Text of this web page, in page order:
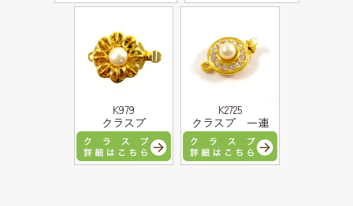
K979
クラスプ
K2725
クラスプ 一連